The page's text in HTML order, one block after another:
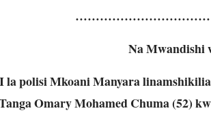
Na Mwandishi
la polisi Mkoani Manyara
Omary Mohamed Chuma (52)